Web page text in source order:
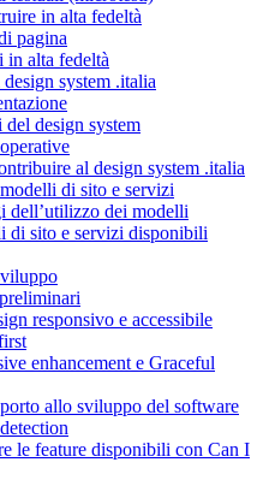
in alta fedeltà
pagina
in alta fedeltà
system .italia
design system
al design system .italia
di sito e servizi
dell’utilizzo dei modelli
di sito e servizi disponibili
responsivo e accessibile
enhancement e Graceful
allo sviluppo del software
le feature disponibili con Can I